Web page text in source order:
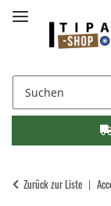
Zurück zur Liste